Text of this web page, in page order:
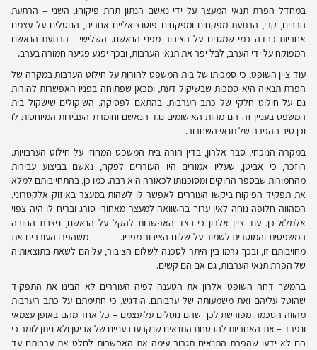
במחדל הפרת תנאי המעצר על ידי נאשם הנתון תחת פיקוחו. השני – הרתעת
הרבים, קרי, הרתעת מפקחים ומפקחים פוטנציאליים אחרים, הנוטלים על עצמם
אחריות כבדה כמי שמגנים על הציבור מפני הנאשם. השלישי - הרתעת הנאשם
המפוקח על ידי הערב, לבל יפר את תנאי הערבות, ובכך יפגע פגיעה חמורה בערב.
עוד ציין השופט, כי סמכותו של בית המשפט להורות על חילוט הערבות במקרה של
הפרת תנאיה היא סמכות שבשיקול דעת, ומכאן שפתוחה בפניו האפשרות להורות
גם על חילוט חלקי של כתב הערבות. בהתאם לפסיקה, השיקולים שישקול בית
המשפט בעניין זה הם מהות האישומים נגד הנאשם וחומרת העבירות המיוחסות לו
וכן טיב ההפרה של תנאי השחרור.
במקרה הנוכחי, סבר אלרון, בדין הורה בית המשפט המחוזי על חילוט הערבויות.
הוזכר, כי אביטן, שעליו אמורים היו העוררים לפקח, נאשם בביצוע עבירות
מהחמורות שבספר החוקים ומסוכנותו לכאורה היא רבה. כמו כן, בהתחייבותם למלא
את תפקיד הפיקוח ביקשו העוררים לאפשר לו לשהות במעצר באיזוק אלקטרוני,
המהווה חלופה נוחה לאין ערוך בהשוואה למעצר מאחורי סורג ובריח לו היה צפוי
אלמלא כן. עוד ציין אלרון כי בצד האפשרות להקל על הנאשם, ניצבת החובה
המשפטית והמוסרית לשמור על שלום הציבור מפניו. משהפרו העוררים את
מחויבותם זו, ובכך גרמו בין היתר לסכנה לשלום הציבור, עליהם לשאת בתוצאותיה
של הפרת תנאי הערבות, גם אם הם קשים.
בהמשך דחה השופט אלרון את הטענה לפיה העוררים לא הבינו את התפקיד
שהוטל עליהם ואת משמעותה של ערבותם. הודגש, כי חתימתם על כתב הערבות
מהווה הסכמה מפורשת לכך שהם נוטלים על עצמם – כל אחד מהם באופן עצמאי
ונפרד – את האחריות להבטחת התנאים שנקבעו בעניינו של אביטן ולא ניתן לומר כי
הם לא ידעו שהפרת התנאים תגרור עימה את האפשרות לחלט את ערבותם עד